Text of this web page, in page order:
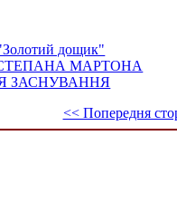
дощик"
МАРТОНА
ЗАСНУВАННЯ
<< Попередня